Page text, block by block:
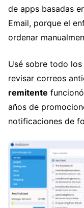
de apps basadas
Email, porque el
ordenar
Usé sobre todo
revisar correos
remitente
años de
notificaciones de